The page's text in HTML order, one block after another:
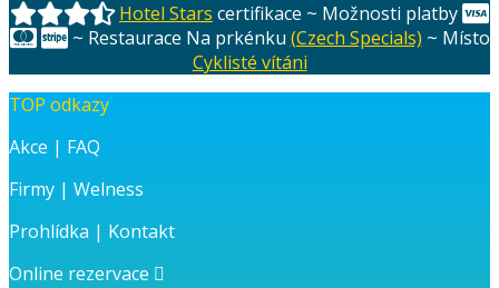
Hotel Stars certifikace ~ Možnosti platby
~ Restaurace Na prkénku (Czech Specials) ~ Místo
Cyklisté vítáni
TOP odkazy
Akce | FAQ
Firmy | Welness
Prohlídka | Kontakt
Online rezervace